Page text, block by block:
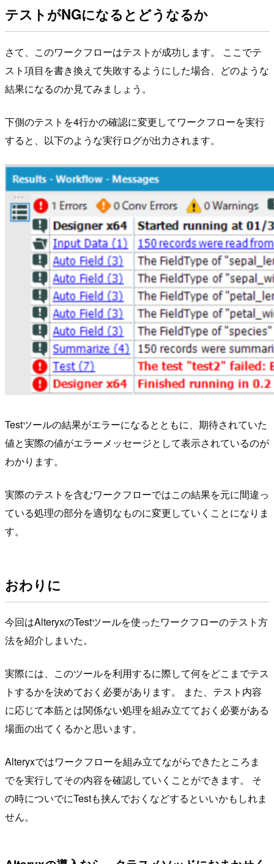
テストがNGになるとどうなるか
さて、このワークフローはテストが成功します。 ここでテ
スト項目を書き換えて失敗するようにした場合、どのような
結果になるのか見てみましょう。
下側のテストを4行かの確認に変更してワークフローを実行
すると、以下のような実行ログが出力されます。
Testツールの結果がエラーになるとともに、期待されていた
値と実際の値がエラーメッセージとして表示されているのが
わかります。
実際のテストを含むワークフローではこの結果を元に間違っ
ている処理の部分を適切なものに変更していくことになりま
す。
おわりに
今回はAlteryxのTestツールを使ったワークフローのテスト方
法を紹介しまいた。
実際には、このツールを利用するに際して何をどこまでテス
トするかを決めておく必要があります。 また、テスト内容
に応じて本筋とは関係ない処理を組み立てておく必要がある
場面の出てくるかと思います。
Alteryxではワークフローを組み立てながらできたところま
でを実行してその内容を確認していくことができます。 そ
の時についでにTestも挟んでおくなどするといいかもしれま
せん。